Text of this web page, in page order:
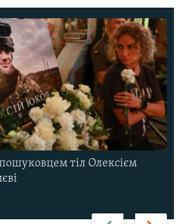
Назад Вперед
тіл Олексієм